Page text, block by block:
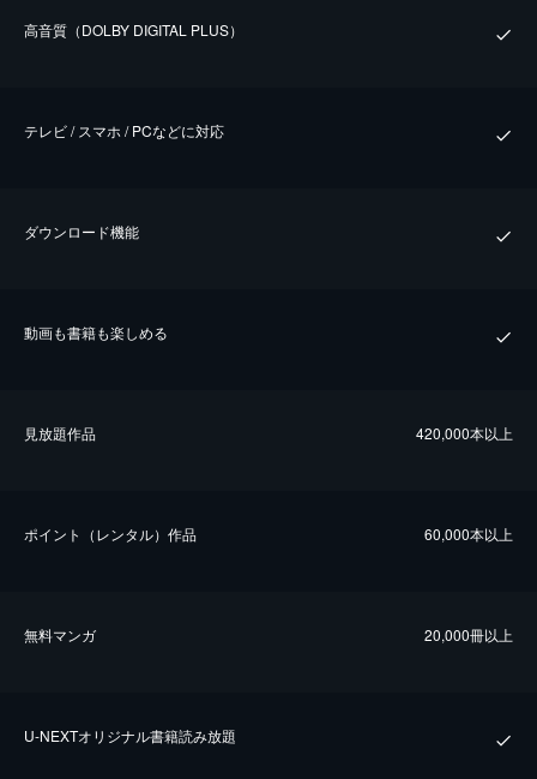
⾼⾳質（DOLBY DIGITAL PLUS）
テレビ / スマホ / PCなどに対応
ダウンロード機能
動画も書籍も楽しめる
⾒放題作品 420,000本以上
ポイント（レンタル）作品 60,000本以上
無料マンガ 20,000冊以上
U-NEXTオリジナル書籍読み放題